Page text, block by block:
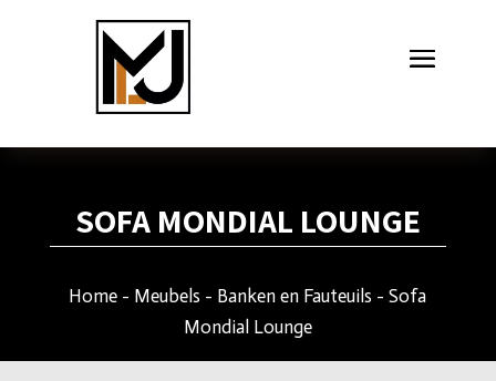
SOFA MONDIAL LOUNGE
Home - Meubels - Banken en Fauteuils - Sofa
Mondial Lounge